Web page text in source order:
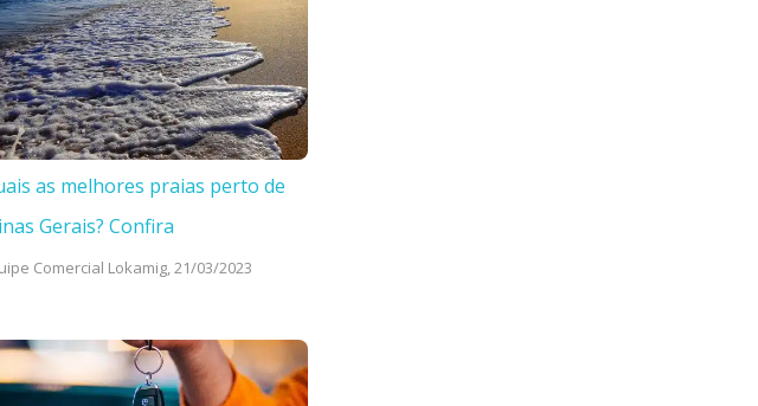
as melhores praias perto de
Gerais? Confira
Comercial Lokamig,21/03/2023